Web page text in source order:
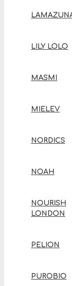
LILY LOLO
MASMI
MIELEV
NORDICS
NOAH
NOURISH
LONDON
PELION
PUROBIO